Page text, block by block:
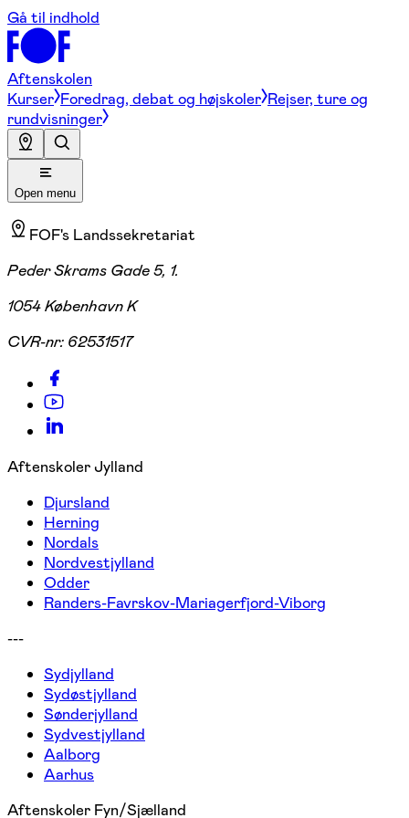
Gå til indhold
Aftenskolen
Kurser Foredrag, debat og højskoler Rejser, ture og
rundvisninger
Open menu
FOF's Landssekretariat
Peder Skrams Gade 5, 1.
1054 København K
CVR-nr: 62531517
Aftenskoler Jylland
Djursland
Herning
Nordals
Nordvestjylland
Odder
Randers-Favrskov-Mariagerfjord-Viborg
---
Sydjylland
Sydøstjylland
Sønderjylland
Sydvestjylland
Aalborg
Aarhus
Aftenskoler Fyn/Sjælland